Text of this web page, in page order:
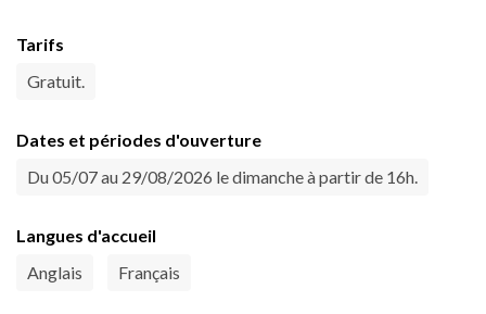
Tarifs
Gratuit.
Dates et périodes d'ouverture
Du 05/07 au 29/08/2026 le dimanche à partir de 16h.
Langues d'accueil
Anglais
Français